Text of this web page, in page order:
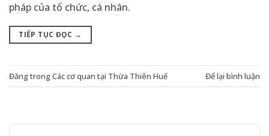
pháp của tổ chức, cá nhân.
TIẾP TỤC ĐỌC →
Đăng trongCác cơ quan tại Thừa Thiên Huế Để lại bình luận